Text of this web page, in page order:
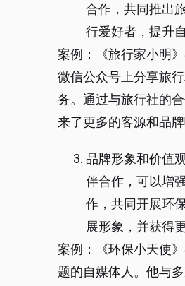
合作，共同推出
行爱好者，提升
案例：《旅行家小明
微信公众号上分享旅
务。通过与旅行社的
来了更多的客源和品牌
品牌形象和价值
伴合作，可以增
作，共同开展环
展形象，并获得
案例：《环保小天使
题的自媒体人。他与